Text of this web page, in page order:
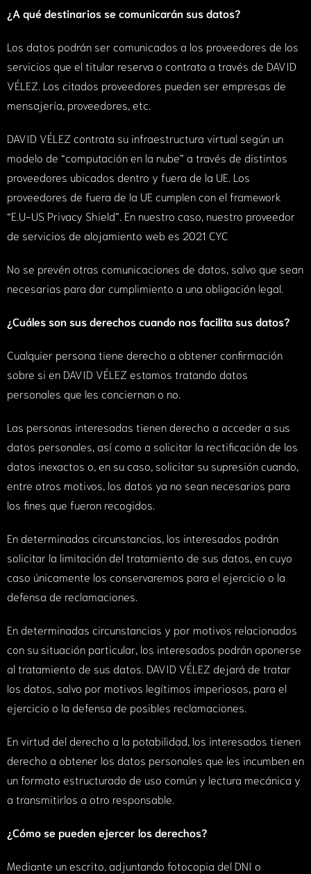
¿A qué destinarios se comunicarán sus datos?
Los datos podrán ser comunicados a los proveedores de los
servicios que el titular reserva o contrata a través de DAVID
VÉLEZ. Los citados proveedores pueden ser empresas de
mensajería, proveedores, etc.
DAVID VÉLEZ contrata su infraestructura virtual según un
modelo de “computación en la nube” a través de distintos
proveedores ubicados dentro y fuera de la UE. Los
proveedores de fuera de la UE cumplen con el framework
“E.U-US Privacy Shield”. En nuestro caso, nuestro proveedor
de servicios de alojamiento web es 2021 CYC
No se prevén otras comunicaciones de datos, salvo que sean
necesarias para dar cumplimiento a una obligación legal.
¿Cuáles son sus derechos cuando nos facilita sus datos?
Cualquier persona tiene derecho a obtener confirmación
sobre si en DAVID VÉLEZ estamos tratando datos
personales que les conciernan o no.
Las personas interesadas tienen derecho a acceder a sus
datos personales, así como a solicitar la rectificación de los
datos inexactos o, en su caso, solicitar su supresión cuando,
entre otros motivos, los datos ya no sean necesarios para
los fines que fueron recogidos.
En determinadas circunstancias, los interesados podrán
solicitar la limitación del tratamiento de sus datos, en cuyo
caso únicamente los conservaremos para el ejercicio o la
defensa de reclamaciones.
En determinadas circunstancias y por motivos relacionados
con su situación particular, los interesados podrán oponerse
al tratamiento de sus datos. DAVID VÉLEZ dejará de tratar
los datos, salvo por motivos legítimos imperiosos, para el
ejercicio o la defensa de posibles reclamaciones.
En virtud del derecho a la potabilidad, los interesados tienen
derecho a obtener los datos personales que les incumben en
un formato estructurado de uso común y lectura mecánica y
a transmitirlos a otro responsable.
¿Cómo se pueden ejercer los derechos?
Mediante un escrito, adjuntando fotocopia del DNI o